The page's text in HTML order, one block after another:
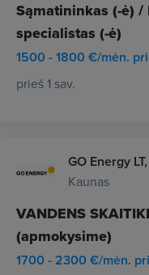
Sąmatininkas (-ė)
specialistas (-ė)
1500 - 1800 €/mėn.
prieš 1 sav.
GO Energy
Kaunas
VANDENS
(apmokysime)
1700 - 2300 €/mėn.